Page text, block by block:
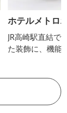
ホテルメトロ
JR高崎駅直結で
た装飾に、機能
つの宴会場。
馬県の食材は
用いて食べる喜